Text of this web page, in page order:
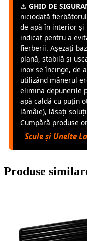
⚠️ GHID DE
niciodată
de apă în interior și
indicat pentru a
fierberii. Așezați
plană, stabilă și
inox se încinge, de
utilizând mânerul
elimina depunerile
apă caldă cu puțin
lămâie), lăsați
Cumpără produse
Scule și Unelte
Produse